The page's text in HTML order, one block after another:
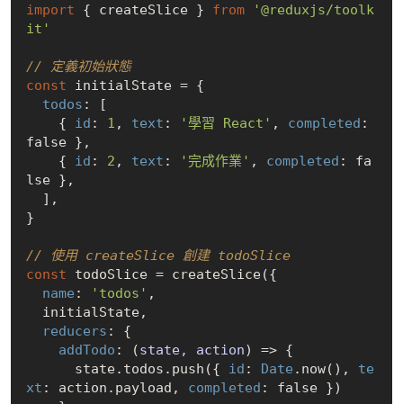
import { createSlice } from
'@reduxjs/toolk
it'
// 定義初始狀態
const initialState = {
todos : [
    {
id : 1 , text : '學習 React' , completed
false },
    {
id : 2 , text : '完成作業' , completed : fa
lse },
}
// 使用 createSlice 創建 todoSlice
const todoSlice = createSlice({
name : 'todos' ,
reducers : {
addTodo : (state, action) => {
      state.todos.push({
id : Date .now(), te
xt : action.payload, completed : false })